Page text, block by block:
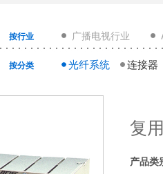
按行业 广播电视行业
按分类 光纤系统 连接器
复
产品类